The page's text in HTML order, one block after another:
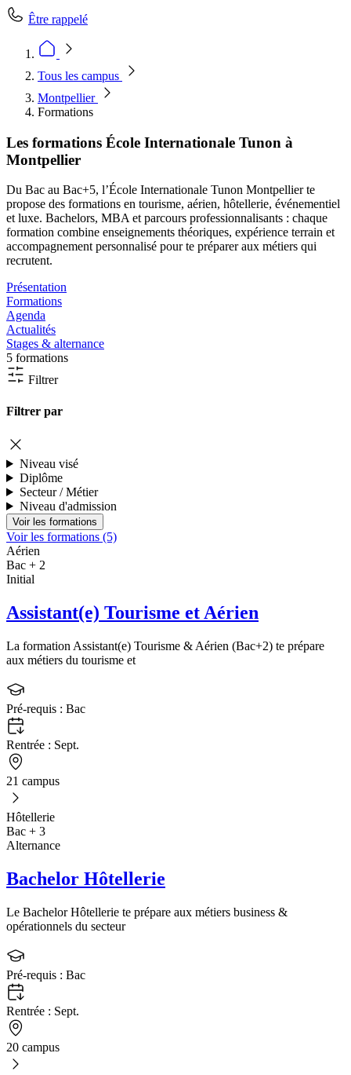
Être rappelé
Tous les campus
Montpellier
Formations
Les formations École Internationale Tunon à
Montpellier
Du Bac au Bac+5, l’École Internationale Tunon Montpellier te
propose des formations en tourisme, aérien, hôtellerie, événementiel
et luxe. Bachelors, MBA et parcours professionnalisants : chaque
formation combine enseignements théoriques, expérience terrain et
accompagnement personnalisé pour te préparer aux métiers qui
recrutent.
Présentation
Formations
Agenda
Actualités
Stages & alternance
5 formations
Filtrer
Filtrer par
Niveau visé
Diplôme
Secteur / Métier
Niveau d'admission
Voir les formations (5)
Aérien
Bac + 2
Initial
Assistant(e) Tourisme et Aérien
La formation Assistant(e) Tourisme & Aérien (Bac+2) te prépare
aux métiers du tourisme et
Pré-requis : Bac
Rentrée : Sept.
21 campus
Hôtellerie
Bac + 3
Alternance
Bachelor Hôtellerie
Le Bachelor Hôtellerie te prépare aux métiers business &
opérationnels du secteur
Pré-requis : Bac
Rentrée : Sept.
20 campus